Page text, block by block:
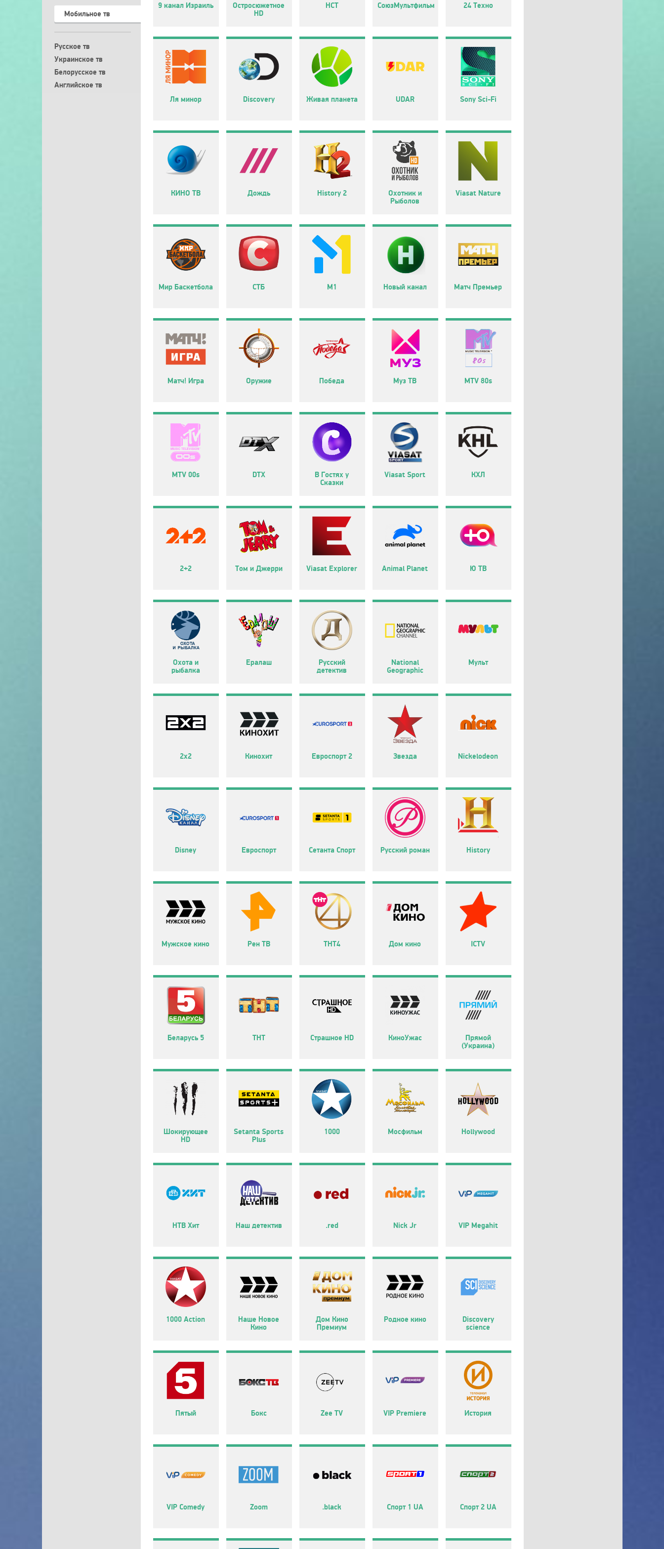
Мобильное тв
Русское тв
Украинское тв
Белорусское тв
Английское тв
9 канал Израиль
Остросюжетное
HD
НСТ СоюзМультфильм 24 Техно
Ля минор Discovery Живая планета UDAR Sony Sci-Fi
КИНО ТВ Дождь History 2
Охотник и
Рыболов
Viasat Nature
Мир Баскетбола СТБ М1 Новый канал Матч Премьер
Матч! Игра Оружие Победа Муз ТВ MTV 80s
MTV 00s DTX
В Гостях у
Сказки
Viasat Sport КХЛ
2+2 Том и Джерри Viasat Explorer Animal Planet Ю ТВ
Охота и
рыбалка
Ералаш
Русский
детектив
National
Geographic
Мульт
2х2 Кинохит Евроспорт 2 Звезда Nickelodeon
Disney Евроспорт Сетанта Спорт Русский роман History
Мужское кино Рен ТВ ТНТ4 Дом кино ICTV
Беларусь 5 ТНТ Страшное HD КиноУжас
Прямой
(Украина)
Шокирующее
HD
Setanta Sports
Plus
1000 Мосфильм Hollywood
НТВ Хит Наш детектив .red Nick Jr VIP Megahit
1000 Action
Наше Новое
Кино
Дом Кино
Премиум
Родное кино
Discovery
science
Пятый Бокс Zee TV VIP Premiere История
VIP Comedy Zoom .black Спорт 1 UA Спорт 2 UA